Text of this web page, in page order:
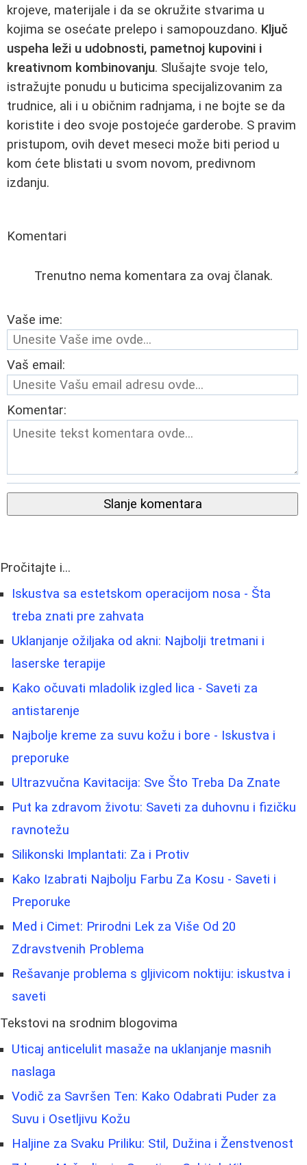
krojeve, materijale i da se okružite stvarima u
kojima se osećate prelepo i samopouzdano. Ključ
uspeha leži u udobnosti, pametnoj kupovini i
kreativnom kombinovanju. Slušajte svoje telo,
istražujte ponudu u buticima specijalizovanim za
trudnice, ali i u običnim radnjama, i ne bojte se da
koristite i deo svoje postojeće garderobe. S pravim
pristupom, ovih devet meseci može biti period u
kom ćete blistati u svom novom, predivnom
izdanju.
Komentari
Trenutno nema komentara za ovaj članak.
Vaše ime:
Vaš email:
Komentar:
Slanje komentara
Pročitajte i...
Iskustva sa estetskom operacijom nosa - Šta
treba znati pre zahvata
Uklanjanje ožiljaka od akni: Najbolji tretmani i
laserske terapije
Kako očuvati mladolik izgled lica - Saveti za
antistarenje
Najbolje kreme za suvu kožu i bore - Iskustva i
preporuke
Ultrazvučna Kavitacija: Sve Što Treba Da Znate
Put ka zdravom životu: Saveti za duhovnu i fizičku
ravnotežu
Silikonski Implantati: Za i Protiv
Kako Izabrati Najbolju Farbu Za Kosu - Saveti i
Preporuke
Med i Cimet: Prirodni Lek za Više Od 20
Zdravstvenih Problema
Rešavanje problema s gljivicom noktiju: iskustva i
saveti
Tekstovi na srodnim blogovima
Uticaj anticelulit masaže na uklanjanje masnih
naslaga
Vodič za Savršen Ten: Kako Odabrati Puder za
Suvu i Osetljivu Kožu
Haljine za Svaku Priliku: Stil, Dužina i Ženstvenost